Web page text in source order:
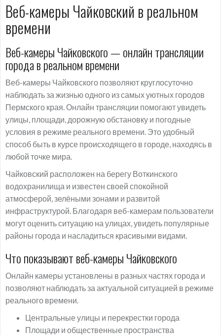
Веб-камеры Чайковский в реальном
времени
Веб-камеры Чайковского — онлайн трансляции
города в реальном времени
Веб-камеры Чайковского позволяют круглосуточно
наблюдать за жизнью одного из самых уютных городов
Пермского края. Онлайн трансляции помогают увидеть
улицы, площади, дорожную обстановку и погодные
условия в режиме реального времени. Это удобный
способ быть в курсе происходящего в городе, находясь в
любой точке мира.
Чайковский расположен на берегу Воткинского
водохранилища и известен своей спокойной
атмосферой, зелёными зонами и развитой
инфраструктурой. Благодаря веб-камерам пользователи
могут оценить ситуацию на улицах, увидеть популярные
районы города и насладиться красивыми видами.
Что показывают веб-камеры Чайковского
Онлайн камеры установлены в разных частях города и
позволяют наблюдать за актуальной ситуацией в режиме
реального времени.
Центральные улицы и перекрестки города
Площади и общественные пространства